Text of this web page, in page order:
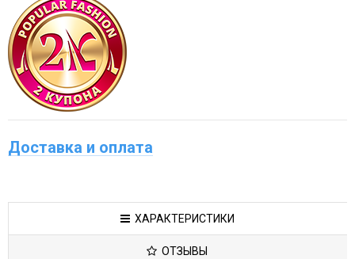
Доставка и оплата
ХАРАКТЕРИСТИКИ
ОТЗЫВЫ